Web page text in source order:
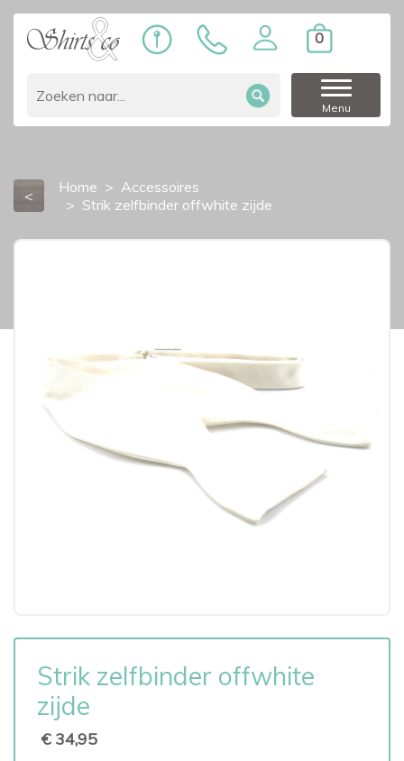
0
Menu
< Home
Accessoires
Strik zelfbinder offwhite zijde
Strik zelfbinder offwhite
zijde
€ 34,95